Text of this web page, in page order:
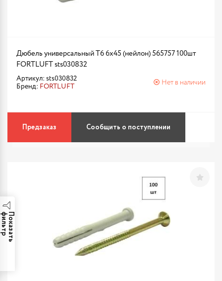
П
о
к
а
з
а
т
ь
ф
и
л
ь
т
Дюбель универсальный Т6 6х45 (нейлон) 565757 100шт
FORTLUFT sts030832
Артикул: sts030832
Бренд: FORTLUFT
Нет в наличии
Предзаказ Сообщить о поступлении